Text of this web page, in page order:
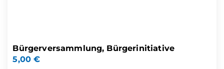
Bürgerversammlung, Bürgerinitiative
5,00€